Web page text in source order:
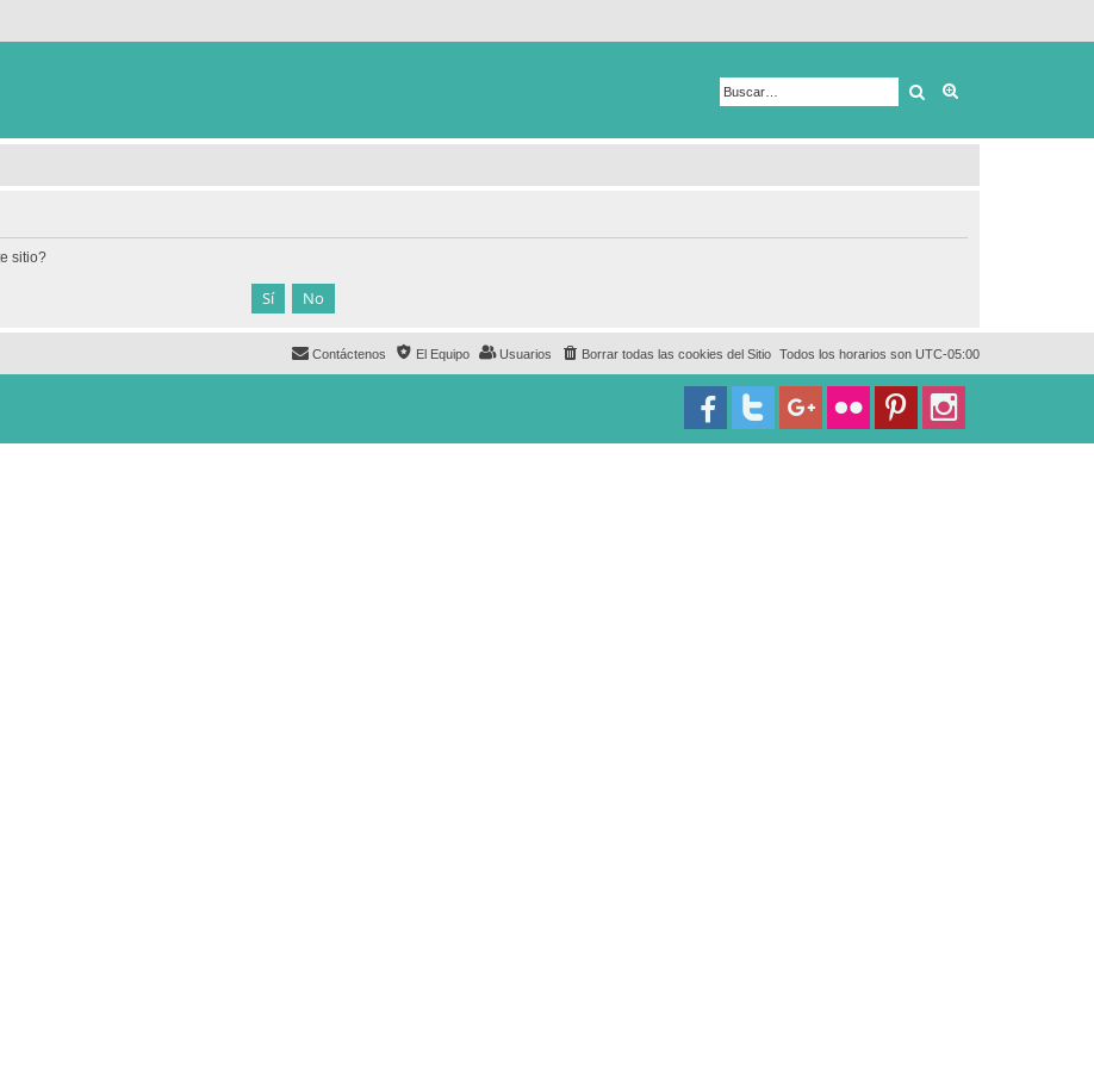
Buscar
sitio?
Todos los horarios son UTC-05:00
Borrar todas las cookies del Sitio
Usuarios
El Equipo
Contáctenos